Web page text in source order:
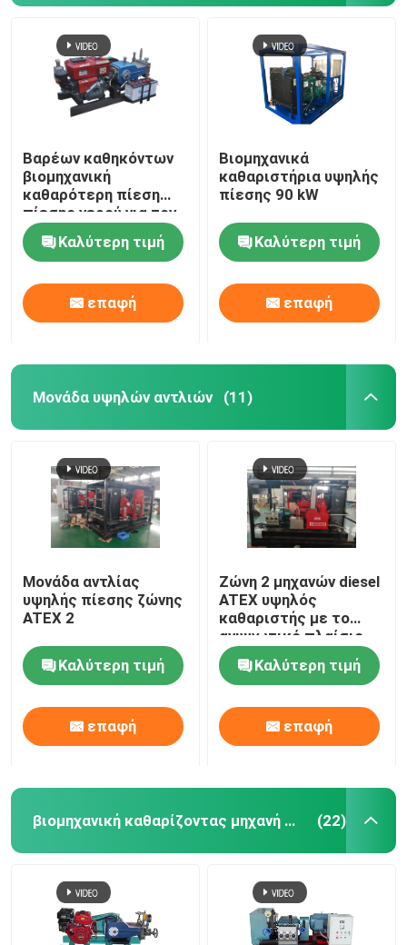
Βαρέων καθηκόντων
βιομηχανική
καθαρότερη πίεση
πίεσης νερού για τον
καθαρισμό σωλήνων
Καλύτερη τιμή
επαφή
Βιομηχανικά
καθαριστήρια υψηλής
πίεσης 90 kW
Καλύτερη τιμή
επαφή
Μονάδα υψηλών αντλιών (11)
Μονάδα αντλίας
υψηλής πίεσης ζώνης
ATEX 2
Καλύτερη τιμή
επαφή
Ζώνη 2 μηχανών diesel
ATEX υψηλός
καθαριστής με το
ανυψωτικό πλαίσιο
DNV explosionproof
Καλύτερη τιμή
επαφή
βιομηχανική καθαρίζοντας μηχανή προβολών ύδατος (22)